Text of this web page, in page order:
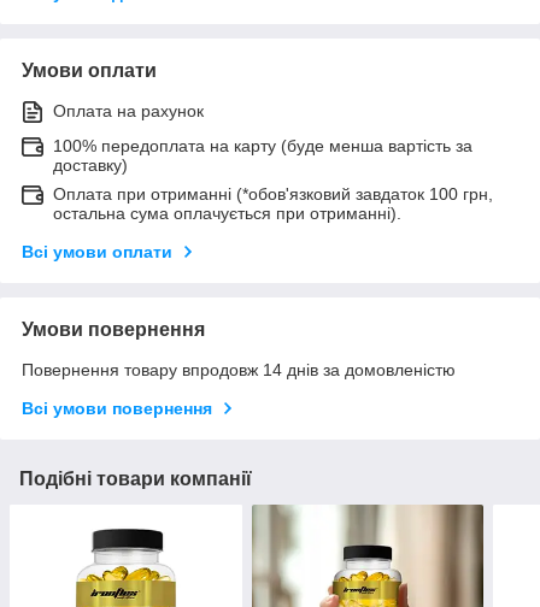
Умови оплати
Оплата на рахунок
100% передоплата на карту (буде менша вартість за
доставку)
Оплата при отриманні (*обов'язковий завдаток 100 грн,
остальна сума оплачується при отриманні).
Всі умови оплати
Умови повернення
Повернення товару впродовж 14 днів за домовленістю
Всі умови повернення
Подібні товари компанії